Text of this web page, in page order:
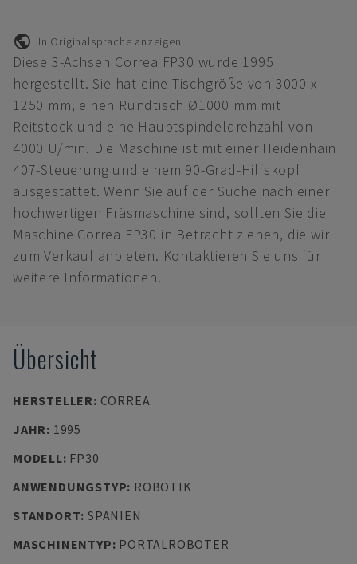
In Originalsprache anzeigen
Diese 3-Achsen Correa FP30 wurde 1995
hergestellt. Sie hat eine Tischgröße von 3000 x
1250 mm, einen Rundtisch Ø1000 mm mit
Reitstock und eine Hauptspindeldrehzahl von
4000 U/min. Die Maschine ist mit einer Heidenhain
407-Steuerung und einem 90-Grad-Hilfskopf
ausgestattet. Wenn Sie auf der Suche nach einer
hochwertigen Fräsmaschine sind, sollten Sie die
Maschine Correa FP30 in Betracht ziehen, die wir
zum Verkauf anbieten. Kontaktieren Sie uns für
weitere Informationen.
Übersicht
HERSTELLER: CORREA
JAHR: 1995
MODELL: FP30
ANWENDUNGSTYP: ROBOTIK
STANDORT: SPANIEN
MASCHINENTYP: PORTALROBOTER